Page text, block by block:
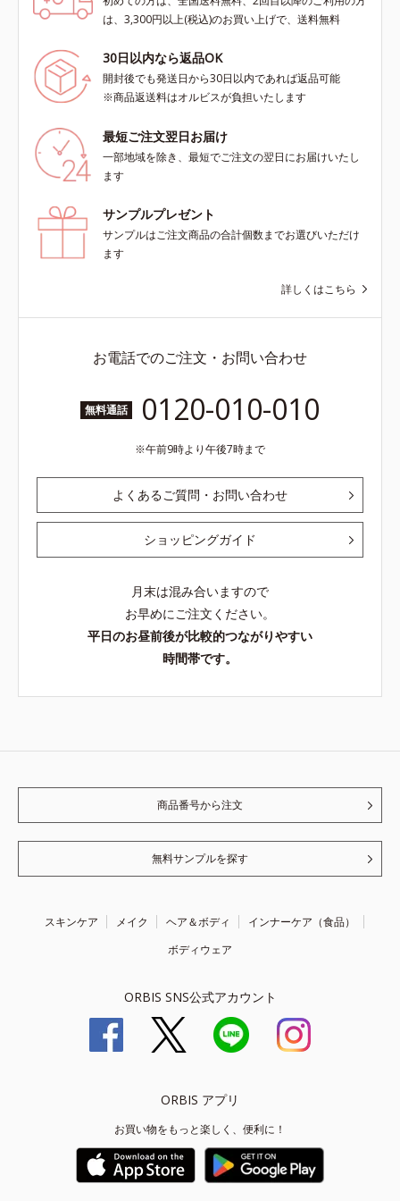
は、3,300円以上(税込)のお買い上げで、送料無料
30日以内なら返品OK
開封後でも発送日から30日以内であれば返品可能
※商品返送料はオルビスが負担いたします
最短ご注文翌日お届け
一部地域を除き、最短でご注文の翌日にお届けいたし
ます
サンプルプレゼント
サンプルはご注文商品の合計個数までお選びいただけ
ます
詳しくはこちら
お電話でのご注文・お問い合わせ
無料通話 0120-010-010
午前9時より午後7時まで
よくあるご質問・お問い合わせ
ショッピングガイド
月末は混み合いますので
お早めにご注文ください。
平日のお昼前後が比較的つながりやすい
時間帯です。
商品番号から注文
無料サンプルを探す
スキンケア メイク ヘア＆ボディ
インナーケア（食品）
ボディウェア
ORBIS SNS公式アカウント
ORBIS アプリ
お買い物をもっと楽しく、便利に！